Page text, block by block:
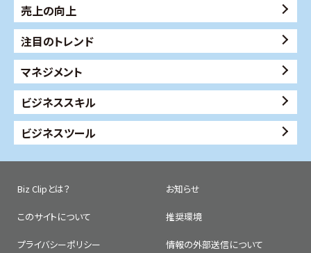
売上の向上
注目のトレンド
マネジメント
ビジネススキル
ビジネスツール
Biz Clipとは？ お知らせ
このサイトについて 推奨環境
プライバシーポリシー 情報の外部送信について